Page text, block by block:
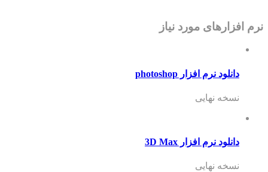
نرم افزارهای مورد نیاز
دانلود نرم افزار photoshop
نسخه نهایی
دانلود نرم افزار 3D Max
نسخه نهایی